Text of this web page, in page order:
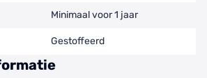
Minimaal voor 1 jaar
Gestoffeerd